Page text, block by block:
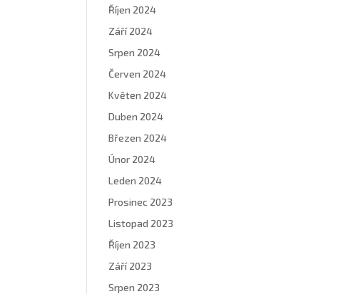
Říjen 2024
Září 2024
Srpen 2024
Červen 2024
Květen 2024
Duben 2024
Březen 2024
Únor 2024
Leden 2024
Prosinec 2023
Listopad 2023
Říjen 2023
Září 2023
Srpen 2023